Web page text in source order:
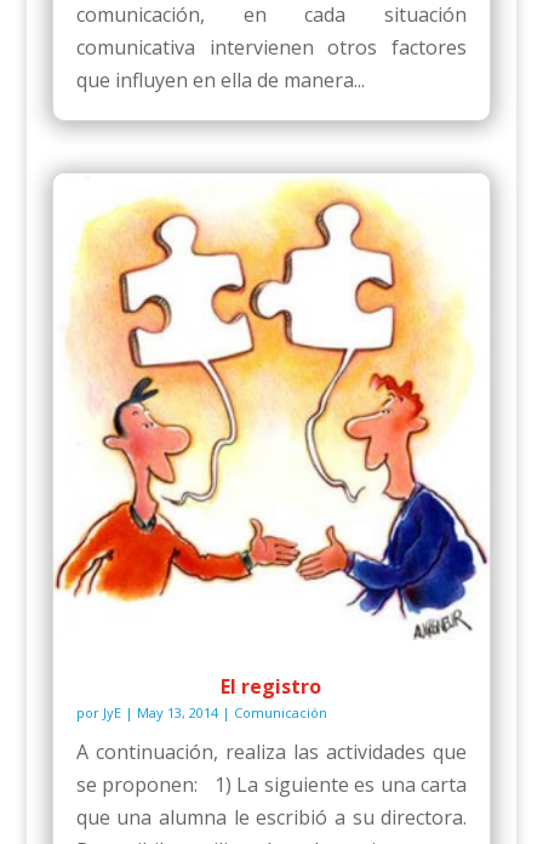
comunicación, en cada situación
comunicativa intervienen otros factores
que influyen en ella de manera...
El registro
por JyE| May 13, 2014| Comunicación
A continuación, realiza las actividades que
se proponen: 1) La siguiente es una carta
que una alumna le escribió a su directora.